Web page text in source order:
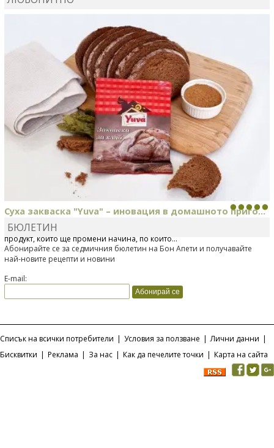
Суха закваска "Yuva" – иновация в домашното приго...
Отскоро Лесафр България стартира предлагането на изцяло нов
продукт, който ще промени начина, по който...
БЮЛЕТИН
Абонирайте се за седмичния бюлетин на Бон Апети и получавайте
най-новите рецепти и новини
E-mail:
Списък на всички потребители | Условия за ползване | Лични данни |
Бисквитки | Реклама | За нас | Как да печелите точки | Карта на сайта